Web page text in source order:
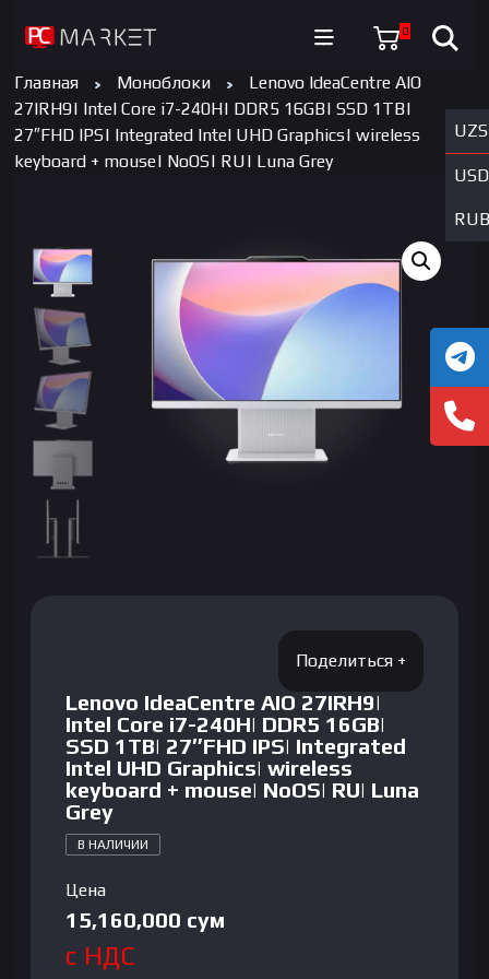
0
UZS
USD
RUB
Главная Моноблоки
Lenovo IdeaCentre AIO
27IRH9| Intel Core i7-240H| DDR5 16GB| SSD 1TB|
27″FHD IPS| Integrated Intel UHD Graphics| wireless
keyboard + mouse| NoOS| RU| Luna Grey
Lenovo IdeaCentre AIO 27IRH9|
Intel Core i7-240H| DDR5 16GB|
SSD 1TB| 27″FHD IPS| Integrated
Intel UHD Graphics| wireless
keyboard + mouse| NoOS| RU| Luna
Grey
В НАЛИЧИИ
Цена
15,160,000 сум
с НДС